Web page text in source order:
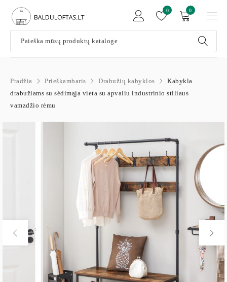
0
0
Pradžia Prieškambaris Drabužių kabyklos
Kabykla
drabužiams su sėdimąja vieta su apvaliu industrinio stiliaus
vamzdžio rėmu